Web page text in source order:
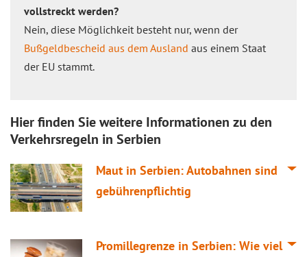
vollstreckt werden?
Nein, diese Möglichkeit besteht nur, wenn der
Bußgeldbescheid aus dem Ausland aus einem Staat
der EU stammt.
Hier finden Sie weitere Informationen zu den
Verkehrsregeln in Serbien
Maut in Serbien: Autobahnen sind
gebührenpflichtig
Promillegrenze in Serbien: Wie viel